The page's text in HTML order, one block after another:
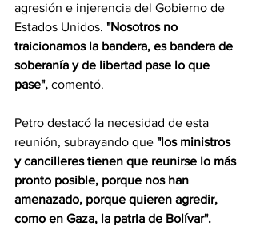
agresión e injerencia del Gobierno de
Estados Unidos. "Nosotros no
traicionamos la bandera, es bandera de
soberanía y de libertad pase lo que
pase", comentó.
Petro destacó la necesidad de esta
reunión, subrayando que "los ministros
y cancilleres tienen que reunirse lo más
pronto posible, porque nos han
amenazado, porque quieren agredir,
como en Gaza, la patria de Bolívar".